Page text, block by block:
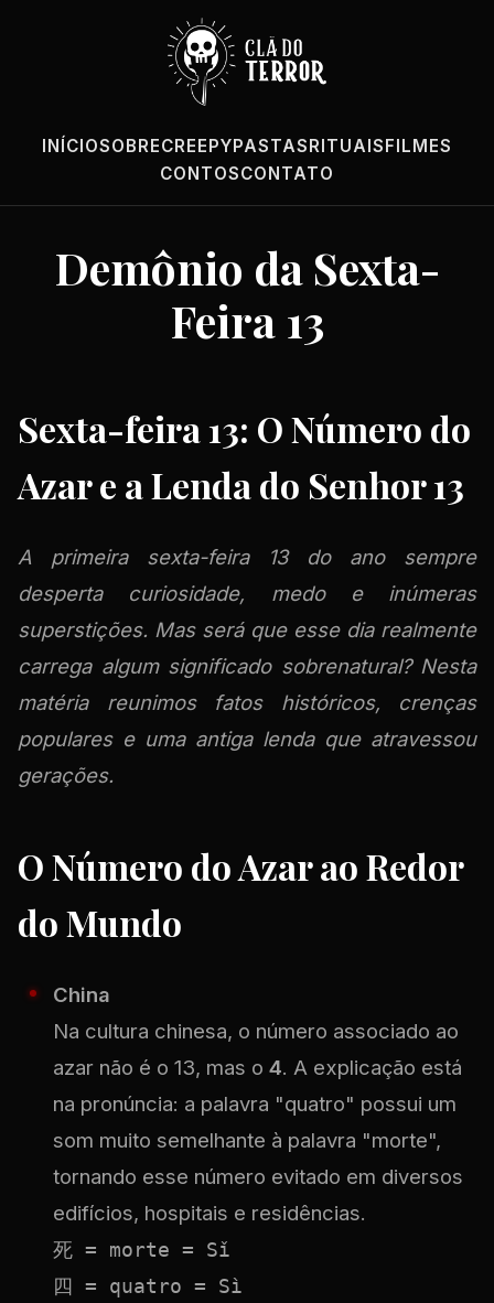
INÍCIOSOBRECREEPYPASTASRITUAISFILMES
CONTOSCONTATO
Demônio da Sexta-
Feira 13
Sexta-feira 13: O Número do
Azar e a Lenda do Senhor 13
A primeira sexta-feira 13 do ano sempre
desperta curiosidade, medo e inúmeras
superstições. Mas será que esse dia realmente
carrega algum significado sobrenatural? Nesta
matéria reunimos fatos históricos, crenças
populares e uma antiga lenda que atravessou
gerações.
O Número do Azar ao Redor
do Mundo
China
Na cultura chinesa, o número associado ao
azar não é o 13, mas o 4. A explicação está
na pronúncia: a palavra "quatro" possui um
som muito semelhante à palavra "morte",
tornando esse número evitado em diversos
edifícios, hospitais e residências.
死 = morte = Sǐ
四 = quatro = Sì